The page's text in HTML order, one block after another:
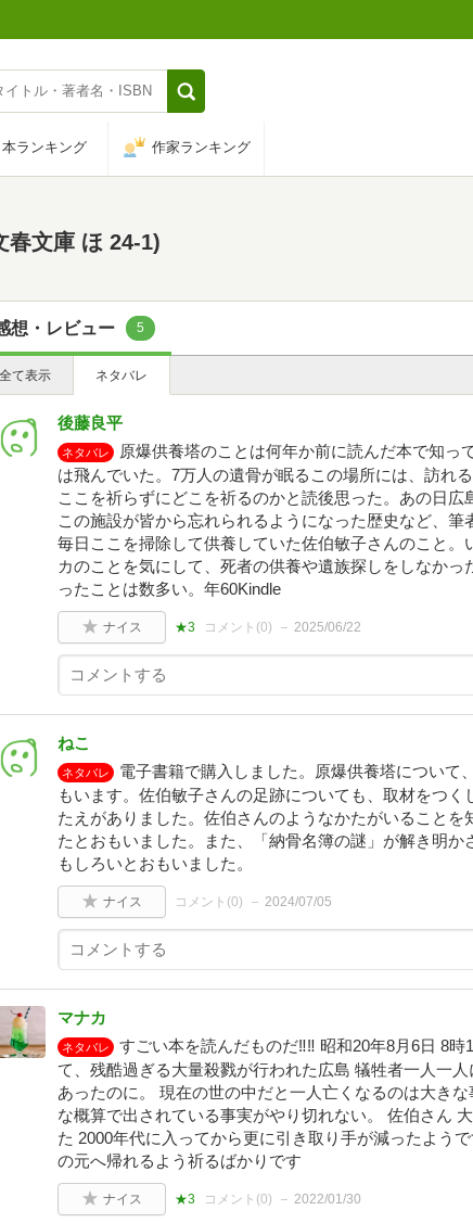
本ランキング 作家ランキング
春文庫 ほ 24-1)
想・レビュー 5
全て表示 ネタバレ
後藤良平
ネタバレ
原爆供養塔のことは何年か前に読んだ本で知っ
は飛んでいた。7万人の遺骨が眠るこの場所には、訪れ
ここを祈らずにどこを祈るのかと読後思った。あの日広
この施設が皆から忘れられるようになった歴史など、筆
毎日ここを掃除して供養していた佐伯敏子さんのこと。
カのことを気にして、死者の供養や遺族探しをしなか
ったことは数多い。年60Kindle
ナイス ★3 コメント(0) 2025/06/22
ねこ
ネタバレ
電子書籍で購入しました。原爆供養塔について
もいます。佐伯敏子さんの足跡についても、取材をつ
たえがありました。佐伯さんのようなかたがいることを
たとおもいました。また、「納骨名簿の謎」が解き明か
もしろいとおもいました。
ナイス コメント(0) 2024/07/05
マナカ
ネタバレ
すごい本を読んだものだ‼︎‼︎ 昭和20年8月6日 8
て、残酷過ぎる大量殺戮が行われた広島 犠牲者一人一
あったのに。 現在の世の中だと一人亡くなるのは大き
な概算で出されている事実がやり切れない。 佐伯さん
た 2000年代に入ってから更に引き取り手が減ったよう
の元へ帰れるよう祈るばかりです
ナイス ★3 コメント(0) 2022/01/30